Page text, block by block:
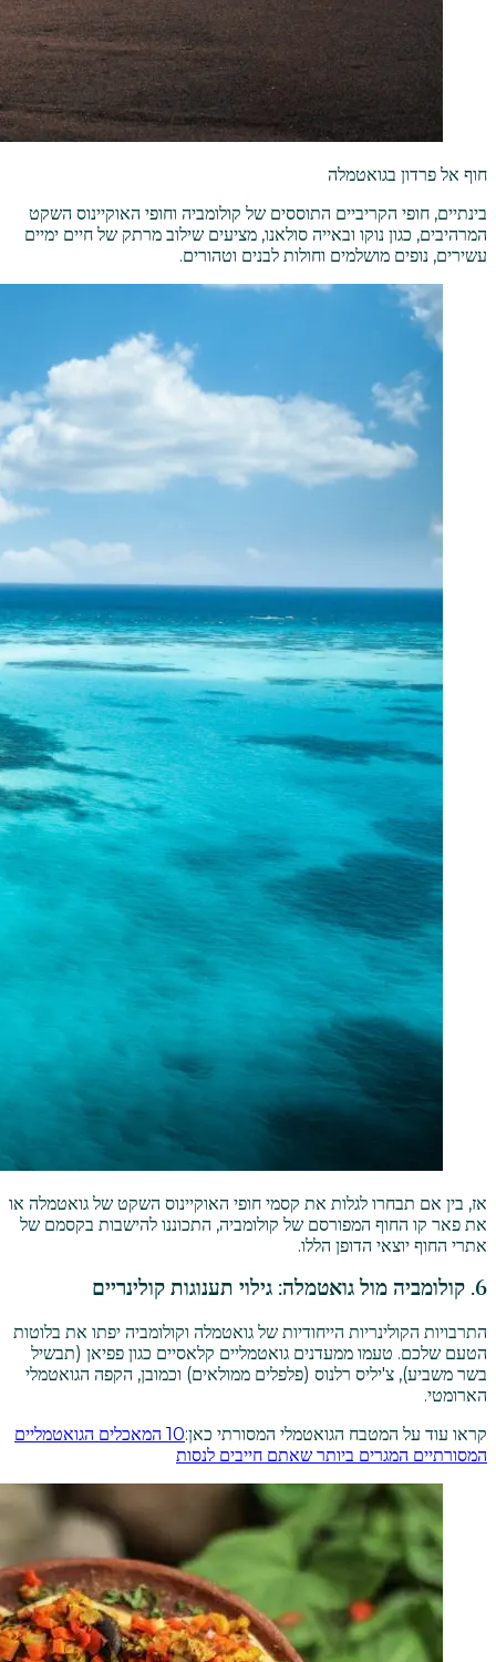
חוף אל פרדון בגואטמלה
בינתיים, חופי הקריביים התוססים של קולומביה וחופי האוקיינוס השקט
המרהיבים, כגון נוקו ובאייה סולאנו, מציעים שילוב מרתק של חיים ימיים
עשירים, נופים מושלמים וחולות לבנים וטהורים.
אז, בין אם תבחרו לגלות את קסמי חופי האוקיינוס השקט של גואטמלה או
את פאר קו החוף המפורסם של קולומביה, התכוננו להישבות בקסמם של
אתרי החוף יוצאי הדופן הללו.
6. קולומביה מול גואטמלה: גילוי תענוגות קולינריים
התרבויות הקולינריות הייחודיות של גואטמלה וקולומביה יפתו את בלוטות
הטעם שלכם. טעמו ממעדנים גואטמליים קלאסיים כגון פפיאן (תבשיל
בשר משביע), צ'יליס רלנוס (פלפלים ממולאים) וכמובן, הקפה הגואטמלי
הארומטי.
קראו עוד על המטבח הגואטמלי המסורתי כאן:
10 המאכלים הגואטמליים
המסורתיים המגרים ביותר שאתם חייבים לנסות